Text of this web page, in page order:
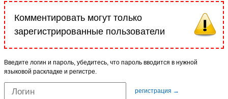
Комментировать могут только
зарегистрированные пользователи
Введите логин и пароль, убедитесь, что пароль вводится в нужной
языковой раскладке и регистре.
регистрация →